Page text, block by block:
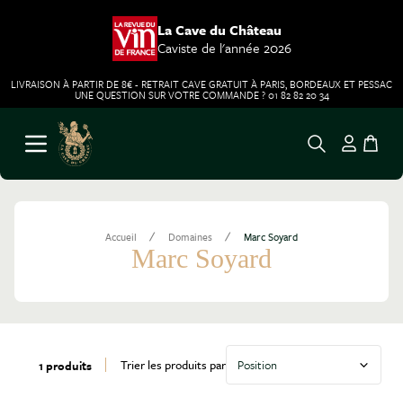
La Cave du Château
Caviste de l'année 2026
LIVRAISON À PARTIR DE 8€ - RETRAIT CAVE GRATUIT À PARIS, BORDEAUX ET PESSAC
UNE QUESTION SUR VOTRE COMMANDE ? 01 82 82 20 34
Aller au contenu
Ouvrir le menu
Accueil / Domaines / Marc Soyard
Marc Soyard
1 produits Trier les produits par